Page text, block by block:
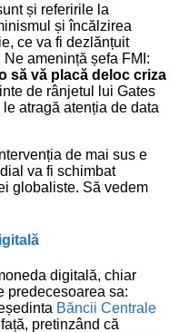
și referirile la
și încălzirea
ce va fi dezlănțuit
amenință șefa FMI:
să vă placă deloc criza
de rânjetul lui Gates
atragă atenția de data
de mai sus e
va fi schimbat
globaliste. Să vedem
digitală, chiar
predecesoarea sa:
Băncii Centrale
pretinzând că